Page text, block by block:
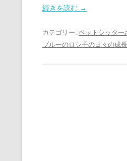
続きを読む →
カテゴリー: ペットシッター
ブルーのロシ子の日々の成